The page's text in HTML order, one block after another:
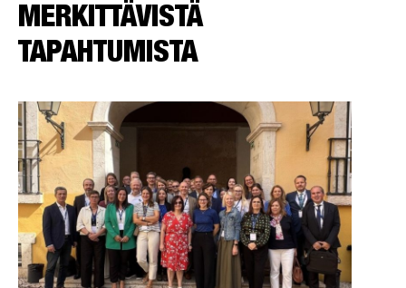
MERKITTÄVISTÄ
TAPAHTUMISTA